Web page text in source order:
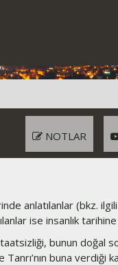
NOTLAR
anlatılanlar (bkz.
ise insanlık tarihine
bunun doğal
Tanrı’nın buna verdiği